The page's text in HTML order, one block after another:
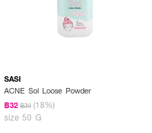
SASI
ACNE Sol Loose Powder
฿32 ฿39 (18%)
size 50 G